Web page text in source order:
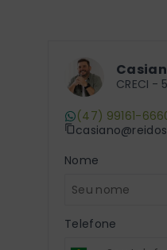
CRECI -
(47) 99161-
Nome
Telefone